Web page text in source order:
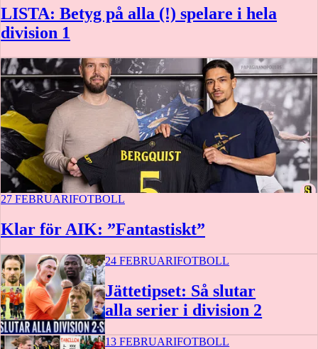
LISTA: Betyg på alla (!) spelare i hela
division 1
27 FEBRUARIFOTBOLL
Klar för AIK: ”Fantastiskt”
24 FEBRUARIFOTBOLL
Jättetipset: Så slutar
alla serier i division 2
13 FEBRUARIFOTBOLL